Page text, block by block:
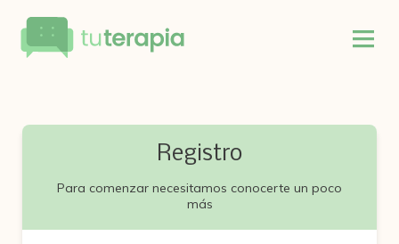
Registro
Para comenzar necesitamos conocerte un poco
más